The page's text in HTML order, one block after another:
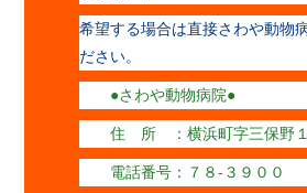
希望する場合は直接さわや動物
ださい。
●さわや動物病院●
住 所 ：横浜町字三保野１
電話番号：７８-３９００